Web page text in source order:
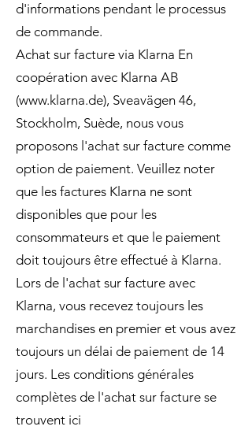
d'informations pendant le processus
de commande.
Achat sur facture via Klarna En
coopération avec Klarna AB
(www.klarna.de), Sveavägen 46,
Stockholm, Suède, nous vous
proposons l'achat sur facture comme
option de paiement. Veuillez noter
que les factures Klarna ne sont
disponibles que pour les
consommateurs et que le paiement
doit toujours être effectué à Klarna.
Lors de l'achat sur facture avec
Klarna, vous recevez toujours les
marchandises en premier et vous avez
toujours un délai de paiement de 14
jours. Les conditions générales
complètes de l'achat sur facture se
trouvent ici